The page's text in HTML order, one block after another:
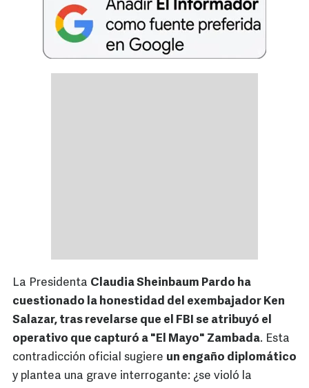
La Presidenta Claudia Sheinbaum Pardo ha
cuestionado la honestidad del exembajador Ken
Salazar, tras revelarse que el FBI se atribuyó el
operativo que capturó a "El Mayo" Zambada. Esta
contradicción oficial sugiere un engaño diplomático
y plantea una grave interrogante: ¿se violó la